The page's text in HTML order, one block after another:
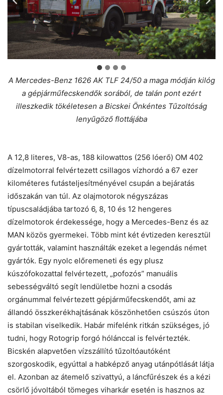
A Mercedes-Benz 1626 AK TLF 24/50 a maga módján kilóg
a gépjárműfecskendők sorából, de talán pont ezért
illeszkedik tökéletesen a Bicskei Önkéntes Tűzoltóság
lenyűgöző flottájába
A 12,8 literes, V8-as, 188 kilowattos (256 lóerő) OM 402
dízelmotorral felvértezett csillagos vízhordó a 67 ezer
kilométeres futásteljesítményével csupán a bejáratás
időszakán van túl. Az olajmotorok négyszázas
típuscsaládjába tartozó 6, 8, 10 és 12 hengeres
dízelmotorok érdekessége, hogy a Mercedes-Benz és az
MAN közös gyermekei. Több mint két évtizeden keresztül
gyártották, valamint használták ezeket a legendás német
gyártók. Egy nyolc előremeneti és egy plusz
kúszófokozattal felvértezett, „pofozós” manuális
sebességváltó segít lendületbe hozni a csodás
orgánummal felvértezett gépjárműfecskendőt, ami az
állandó összkerékhajtásának köszönhetően csúszós úton
is stabilan viselkedik. Habár mifelénk ritkán szükséges, jó
tudni, hogy Rotogrip forgó hólánccal is felvértezték.
Bicskén alapvetően vízszállító tűzoltóautóként
szorgoskodik, egyúttal a habképző anyag utánpótlását látja
el. Azonban az átemelő szivattyú, a láncfűrészek és a kézi
csörlő jóvoltából tömeges viharkár esetén is hasznos az